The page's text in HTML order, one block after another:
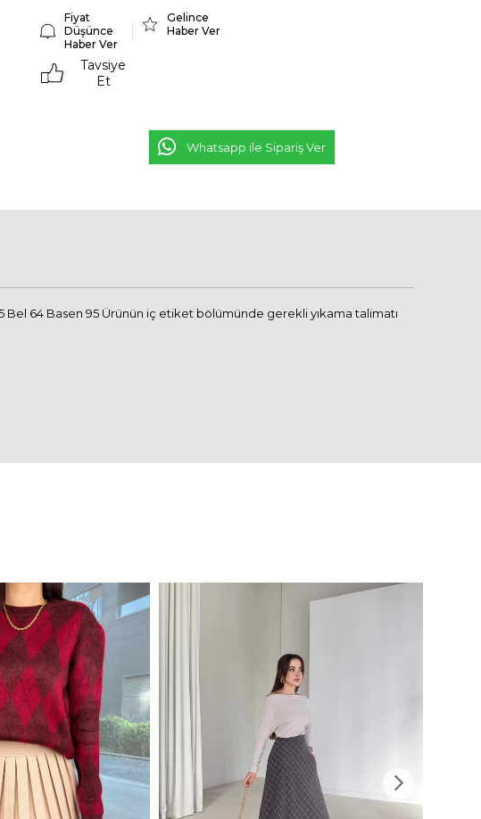
Fiyat
Düşünce
Haber Ver
Gelince
Haber Ver
Tavsiye
Et
Whatsapp ile Sipariş Ver
64 Basen 95 Ürünün iç etiket bölümünde gerekli yıkama talimatı